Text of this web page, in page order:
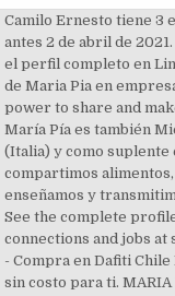
Camilo Ernesto tiene 3
antes 2 de abril de
el perfil completo en
de Maria Pia en
power to share and
María Pía es también
(Italia) y como suplente
compartimos
enseñamos y
See the complete
connections and jobs
- Compra en Dafiti
sin costo para ti.